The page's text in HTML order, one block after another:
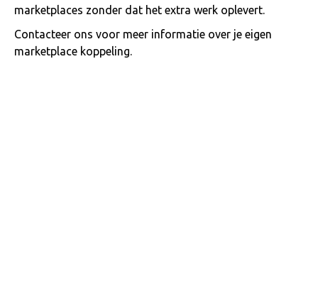
marketplaces zonder dat het extra werk oplevert.
Contacteer ons voor meer informatie over je eigen
marketplace koppeling.